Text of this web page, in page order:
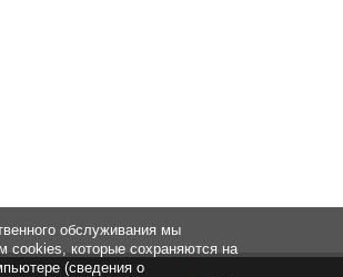
обслуживания мы
cookies, которые сохраняются на
(сведения о